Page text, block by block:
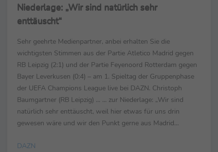
Niederlage: „Wir sind natürlich sehr
enttäuscht“
Sehr geehrte Medienpartner, anbei erhalten Sie die
wichtigsten Stimmen aus der Partie Atletico Madrid gegen
RB Leipzig (2:1) und der Partie Feyenoord Rotterdam gegen
Bayer Leverkusen (0:4) – am 1. Spieltag der Gruppenphase
der UEFA Champions League live bei DAZN. Christoph
Baumgartner (RB Leipzig) ... ... zur Niederlage: „Wir sind
natürlich sehr enttäuscht, weil hier etwas für uns drin
gewesen wäre und wir den Punkt gerne aus Madrid
DAZN